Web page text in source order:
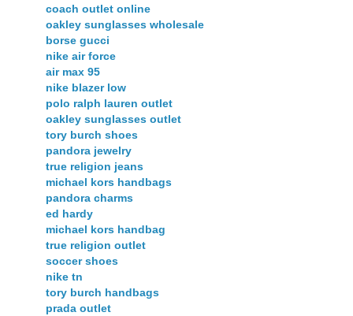
coach outlet online
oakley sunglasses wholesale
borse gucci
nike air force
air max 95
nike blazer low
polo ralph lauren outlet
oakley sunglasses outlet
tory burch shoes
pandora jewelry
true religion jeans
michael kors handbags
pandora charms
ed hardy
michael kors handbag
true religion outlet
soccer shoes
nike tn
tory burch handbags
prada outlet